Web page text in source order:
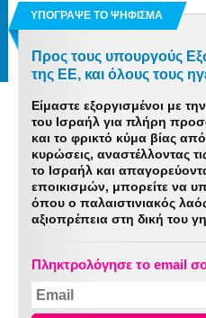
ΥΠΟΓΡΑΨΕ ΤΟ ΨΗΦΙΣΜΑ
Προς τους υπουργούς
της ΕΕ, και όλους τους
Είμαστε εξοργισμένοι με
του Ισραήλ για πλήρη
και το φρικτό κύμα βίας
κυρώσεις, αναστέλλοντας
το Ισραήλ και
εποικισμών, μπορείτε να
όπου ο παλαιστινιακός
αξιοπρέπεια στη δική του
Πληκτρολόγησε το email